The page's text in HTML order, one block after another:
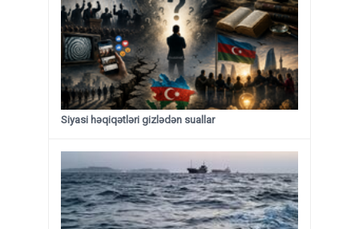
Siyasi həqiqətləri gizlədən suallar